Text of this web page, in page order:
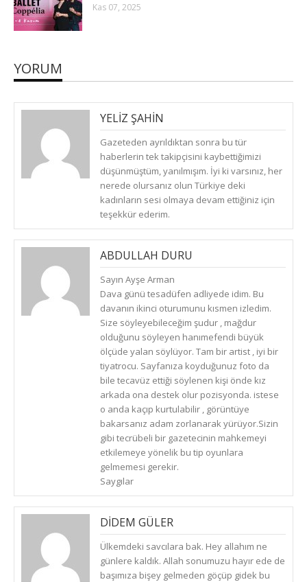
Kas 07, 2025
YORUM
YELIZ ŞAHIN
(PAZAR, ARALIK 15, 2019) CEVAPLA
Gazeteden ayrıldıktan sonra bu tür
haberlerin tek takipçisini kaybettiğimizi
düşünmüştüm, yanılmışım. İyi ki varsınız, her
nerede olursanız olun Türkiye deki
kadınların sesi olmaya devam ettiğiniz için
teşekkür ederim.
ABDULLAH DURU
(PAZAR, ARALIK 15, 2019) CEVAPLA
Sayın Ayşe Arman
Dava günü tesadüfen adliyede idim. Bu
davanın ikinci oturumunu kısmen izledim.
Size söyleyebileceğim şudur , mağdur
olduğunu söyleyen hanımefendi büyük
ölçüde yalan söylüyor. Tam bir artist , iyi bir
tiyatrocu. Sayfanıza koyduğunuz foto da
bile tecavüz ettiği söylenen kişi önde kız
arkada ona destek olur pozisyonda. istese
o anda kaçıp kurtulabilir , görüntüye
bakarsanız adam zorlanarak yürüyor.Sizin
gibi tecrübeli bir gazetecinin mahkemeyi
etkilemeye yönelik bu tip oyunlara
gelmemesi gerekir.
Saygılar
DIDEM GÜLER
(PAZAR, ARALIK 15, 2019) CEVAPLA
Ülkemdeki savcılara bak. Hey allahım ne
günlere kaldık. Allah sonumuzu hayır ede de
başımıza bişey gelmeden göçüp gidek bu